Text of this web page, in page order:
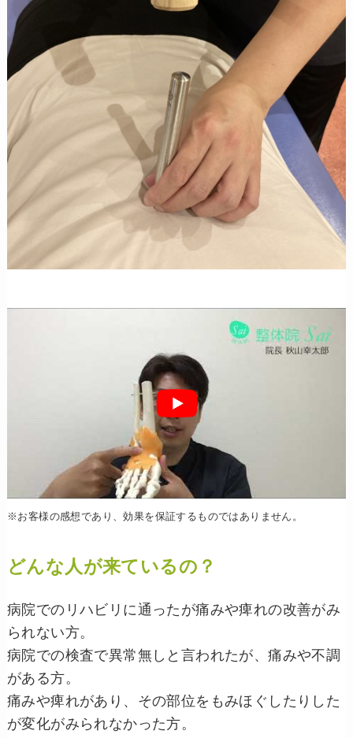
※お客様の感想であり、効果を保証するものではありません。
どんな人が来ているの？
病院でのリハビリに通ったが痛みや痺れの改善がみ
られない方。
病院での検査で異常無しと言われたが、痛みや不調
がある方。
痛みや痺れがあり、その部位をもみほぐしたりした
が変化がみられなかった方。